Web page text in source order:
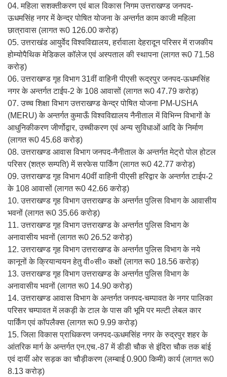
04. महिला सशक्तीकरण एवं बाल विकास निगम उत्तराखण्ड जनपद-
ऊधमसिंह नगर में केन्द्र पोषित योजना के अन्तर्गत काम काजी महिला
छात्रावास (लागत रू0 126.00 करोड़)
05. उत्तराखंड आयुर्वेद विश्वविद्यालय, हर्रावाला देहरादून परिसर में राजकीय
होम्योपैथिक मेडिकल कॉलेज एवं अस्पताल की स्थापना (लागत रू0 71.58
करोड़)
06. उत्तराखण्ड गृह विभाग 31वीं वाहिनी पीएसी रूद्रपुर जनपद-ऊधमसिंह
नगर के अन्तर्गत टाईप-2 के 108 आवासों (लागत रू0 47.79 करोड़)
07. उच्च शिक्षा विभाग उत्तराखण्ड केन्द्र पोषित योजना PM-USHA
(MERU) के अन्तर्गत कुमाऊँ विश्वविद्यालय नैनीताल में विभिन्न विभागों के
आधुनिकीकरण जीर्णोद्वार, उच्चीकरण एवं अन्य सुविधाओं आदि के निर्माण
(लागत रू0 45.68 करोड़)
08. उत्तराखण्ड आवास विभाग जनपद-नैनीताल के अन्तर्गत मेट्रो पोल होटल
परिसर (शत्रु सम्पति) में सरफेस पार्किंग (लागत रू0 42.77 करोड़)
09. उत्तराखण्ड गृह विभाग 40वीं वाहिनी पीएसी हरिद्वार के अन्तर्गत टाईप-2
के 108 आवासों (लागत रू0 42.66 करोड़)
10. उत्तराखण्ड गृह विभाग उत्तराखण्ड के अन्तर्गत पुलिस विभाग के आवासीय
भवनों (लागत रू0 35.66 करोड़)
11. उत्तराखण्ड गृह विभाग उत्तराखण्ड के अन्तर्गत पुलिस विभाग के
अनावासीय भवनों (लागत रू0 26.52 करोड़)
12. उत्तराखण्ड गृह विभाग उत्तराखण्ड के अन्तर्गत पुलिस विभाग के नये
कानूनों के क्रियान्वयन हेतु वी०सी० कक्षों (लागत रू0 18.56 करोड़)
13. उत्तराखण्ड गृह विभाग उत्तराखण्ड के अन्तर्गत पुलिस विभाग के
अनावासीय भवनों (लागत रू0 14.90 करोड़)
14. उत्तराखण्ड आवास विभाग के अन्तर्गत जनपद-चम्पावत के नगर पालिका
परिसर चम्पावत में लकड़ी के टाल के पास की भूमि पर मल्टी लेबल कार
पार्किंग एवं कॉपलैक्स (लागत रू0 9.99 करोड़)
15. जिला विकास प्राधिकरण जनपद-ऊधमसिंह नगर के रुद्रपुर शहर के
आंतरिक मार्ग के अन्तर्गत एन.एच.-87 में डीडी चौक से इंदिरा चौक तक बांई
एवं दायीं ओर सड़क का चौड़ीकरण (लम्बाई 0.900 किमी) कार्य (लागत रू0
8.13 करोड़)